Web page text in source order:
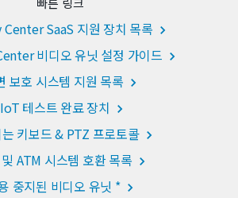
SaaS 지원 장치 목록
비디오 유닛 설정 가이드
보호 시스템 지원 목록
테스트 완료 장치
키보드 & PTZ 프로토콜
ATM 시스템 호환 목록
중지된 비디오 유닛 *